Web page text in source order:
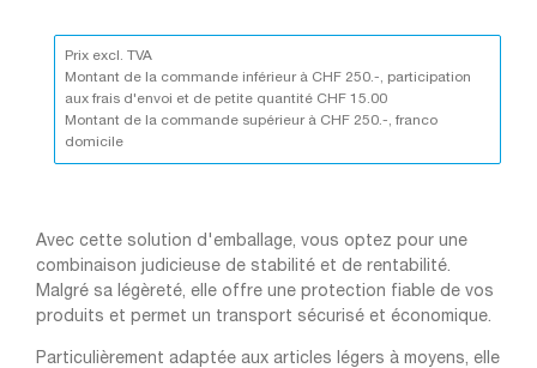
Prix excl. TVA
Montant de la commande inférieur à CHF 250.-, participation
aux frais d'envoi et de petite quantité CHF 15.00
Montant de la commande supérieur à CHF 250.-, franco
domicile
Avec cette solution d'emballage, vous optez pour une
combinaison judicieuse de stabilité et de rentabilité.
Malgré sa légèreté, elle offre une protection fiable de vos
produits et permet un transport sécurisé et économique.
Particulièrement adaptée aux articles légers à moyens, elle